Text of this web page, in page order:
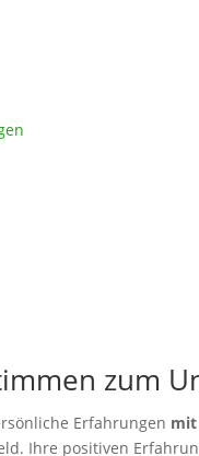
zum
Erfahrungen mit
Ihre positiven